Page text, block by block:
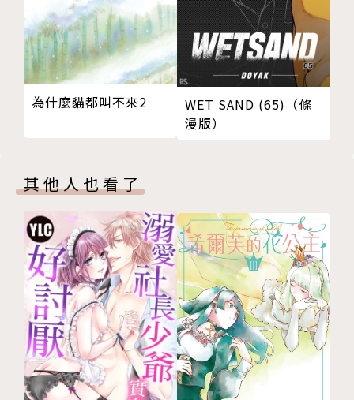
為什麼貓都叫不來2
WET SAND (65)（條
漫版）
其他人也看了